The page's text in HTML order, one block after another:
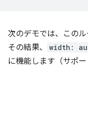
次のデモでは、このル
その結果、
width:
に機能します（サポ